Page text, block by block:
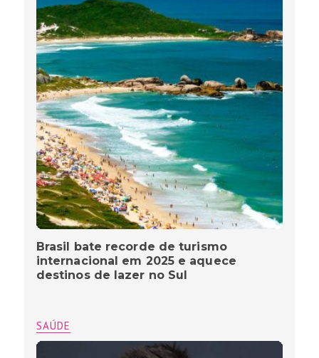
Brasil bate recorde de turismo
internacional em 2025 e aquece
destinos de lazer no Sul
SAÚDE